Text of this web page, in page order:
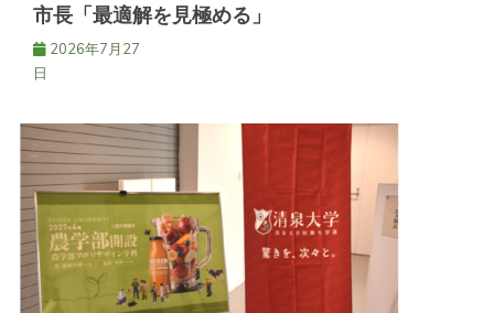
市長「最適解を見極める」
2026年7月27
日